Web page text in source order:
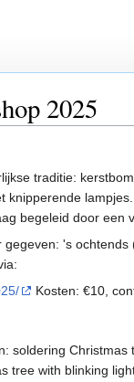
2025
traditie:
knipperende
begeleid door een
gegeven: 's
Kosten: €10,
soldering
tree with blinking